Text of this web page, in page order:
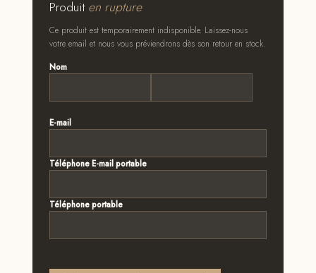
Produiten rupture
Ce produit est temporairement indisponible. Laissez-nous
votre email et nous vous préviendrons dès son retour en stock.
Nom
E-mail
Téléphone E-mail portable
Téléphone portable